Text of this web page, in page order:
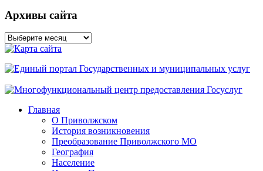
Архивы сайта
Архивы
сайта
Главная
О Приволжском
История возникновения
Преобразование Приволжского МО
География
Население